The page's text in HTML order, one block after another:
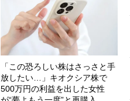
「この恐ろしい株はさっさと手
放したい…」キオクシア株で
500万円の利益を出した女性